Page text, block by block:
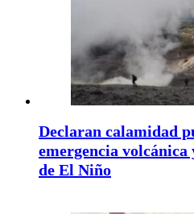
Declaran calamidad
emergencia volcánica
de El Niño